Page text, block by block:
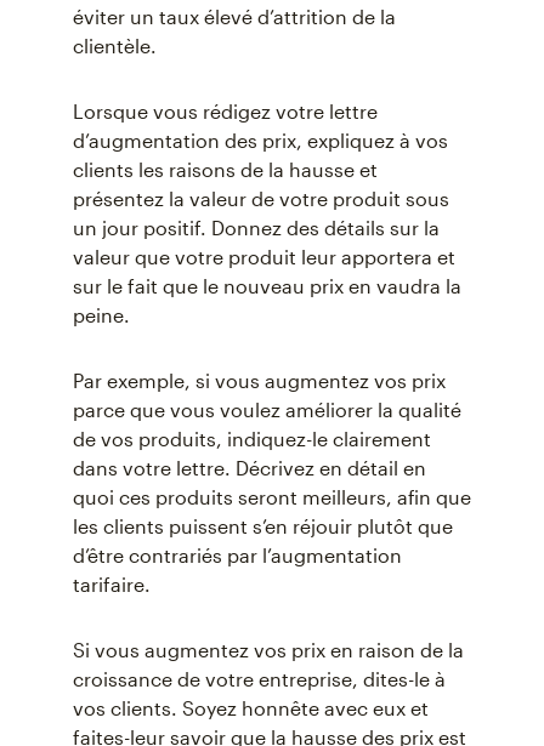
éviter un taux élevé d’attrition de la
clientèle.
Lorsque vous rédigez votre lettre
d’augmentation des prix, expliquez à vos
clients les raisons de la hausse et
présentez la valeur de votre produit sous
un jour positif. Donnez des détails sur la
valeur que votre produit leur apportera et
sur le fait que le nouveau prix en vaudra la
peine.
Par exemple, si vous augmentez vos prix
parce que vous voulez améliorer la qualité
de vos produits, indiquez-le clairement
dans votre lettre. Décrivez en détail en
quoi ces produits seront meilleurs, afin que
les clients puissent s’en réjouir plutôt que
d’être contrariés par l’augmentation
tarifaire.
Si vous augmentez vos prix en raison de la
croissance de votre entreprise, dites-le à
vos clients. Soyez honnête avec eux et
faites-leur savoir que la hausse des prix est